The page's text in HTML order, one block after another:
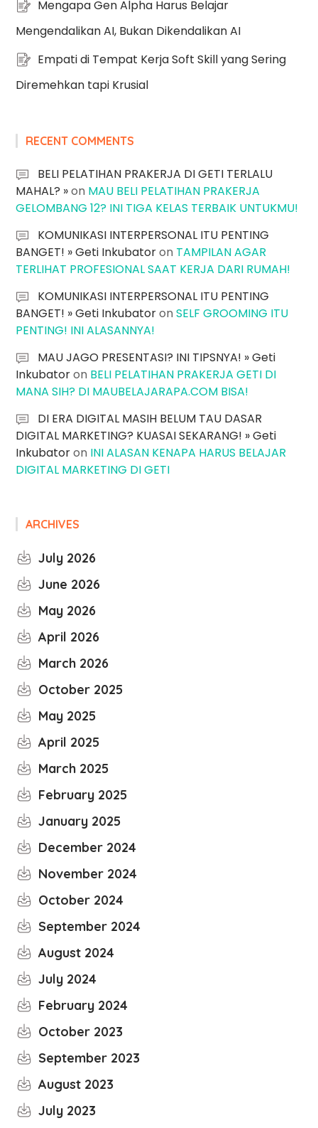
Mengapa Gen Alpha Harus Belajar
Mengendalikan AI, Bukan Dikendalikan AI
Empati di Tempat Kerja Soft Skill yang Sering
Diremehkan tapi Krusial
RECENT COMMENTS
BELI PELATIHAN PRAKERJA DI GETI TERLALU
MAHAL? »on MAU BELI PELATIHAN PRAKERJA
GELOMBANG 12? INI TIGA KELAS TERBAIK UNTUKMU!
KOMUNIKASI INTERPERSONAL ITU PENTING
BANGET! » Geti Inkubatoron TAMPILAN AGAR
TERLIHAT PROFESIONAL SAAT KERJA DARI RUMAH!
KOMUNIKASI INTERPERSONAL ITU PENTING
BANGET! » Geti InkubatoronSELF GROOMING ITU
PENTING! INI ALASANNYA!
MAU JAGO PRESENTASI? INI TIPSNYA! » Geti
Inkubatoron BELI PELATIHAN PRAKERJA GETI DI
MANA SIH? DI MAUBELAJARAPA.COM BISA!
DI ERA DIGITAL MASIH BELUM TAU DASAR
DIGITAL MARKETING? KUASAI SEKARANG! » Geti
Inkubatoron INI ALASAN KENAPA HARUS BELAJAR
DIGITAL MARKETING DI GETI
ARCHIVES
July 2026
June 2026
May 2026
April 2026
March 2026
October 2025
May 2025
April 2025
March 2025
February 2025
January 2025
December 2024
November 2024
October 2024
September 2024
August 2024
July 2024
February 2024
October 2023
September 2023
August 2023
July 2023